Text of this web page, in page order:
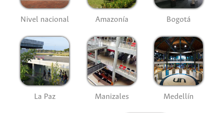
Nivel nacional Amazonía Bogotá
La Paz Manizales Medellín